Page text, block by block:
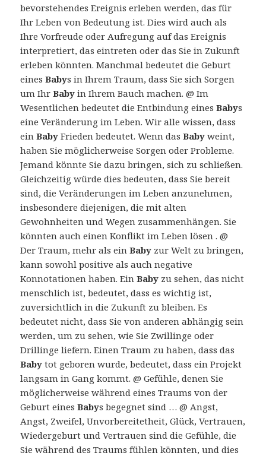
bevorstehendes Ereignis erleben werden, das für
Ihr Leben von Bedeutung ist. Dies wird auch als
Ihre Vorfreude oder Aufregung auf das Ereignis
interpretiert, das eintreten oder das Sie in Zukunft
erleben könnten. Manchmal bedeutet die Geburt
einesBabys in Ihrem Traum, dass Sie sich Sorgen
um IhrBaby in Ihrem Bauch machen. @ Im
Wesentlichen bedeutet die Entbindung einesBabys
eine Veränderung im Leben. Wir alle wissen, dass
einBaby Frieden bedeutet. Wenn dasBaby weint,
haben Sie möglicherweise Sorgen oder Probleme.
Jemand könnte Sie dazu bringen, sich zu schließen.
Gleichzeitig würde dies bedeuten, dass Sie bereit
sind, die Veränderungen im Leben anzunehmen,
insbesondere diejenigen, die mit alten
Gewohnheiten und Wegen zusammenhängen. Sie
könnten auch einen Konflikt im Leben lösen . @
Der Traum, mehr als einBaby zur Welt zu bringen,
kann sowohl positive als auch negative
Konnotationen haben. EinBaby zu sehen, das nicht
menschlich ist, bedeutet, dass es wichtig ist,
zuversichtlich in die Zukunft zu bleiben. Es
bedeutet nicht, dass Sie von anderen abhängig sein
werden, um zu sehen, wie Sie Zwillinge oder
Drillinge liefern. Einen Traum zu haben, dass das
Baby tot geboren wurde, bedeutet, dass ein Projekt
langsam in Gang kommt. @ Gefühle, denen Sie
möglicherweise während eines Traums von der
Geburt einesBabys begegnet sind … @ Angst,
Angst, Zweifel, Unvorbereitetheit, Glück, Vertrauen,
Wiedergeburt und Vertrauen sind die Gefühle, die
Sie während des Traums fühlen könnten, und dies